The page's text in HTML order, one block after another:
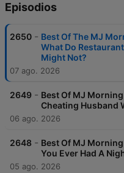
Episodios
2650 - Best Of The MJ
What Do
Might Not?
07 ago. 2026
2649 - Best Of MJ
Cheating Husband
06 ago. 2026
2648 - Best Of MJ
You Ever Had A
05 ago. 2026